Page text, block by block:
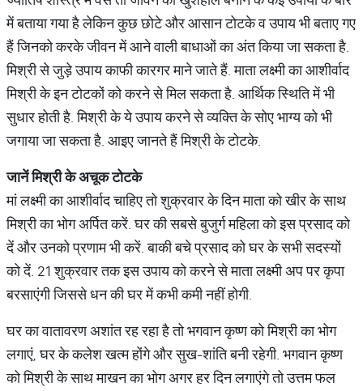
में बताया गया है लेकिन कुछ छोटे और आसान टोटके व उपाय भी बताए गए
हैं जिनको करके जीवन में आने वाली बाधाओं का अंत किया जा सकता है.
मिश्री से जुड़े उपाय काफी कारगर माने जाते हैं. माता लक्ष्मी का आशीर्वाद
मिश्री के इन टोटकों को करने से मिल सकता है. आर्थिक स्थिति में भी
सुधार होती है. मिश्री के ये उपाय करने से व्यक्ति के सोए भाग्य को भी
जगाया जा सकता है. आइए जानते हैं मिश्री के टोटके.
जानेंमिश्रीकेअचूकटोटके
मां लक्ष्मी का आशीर्वाद चाहिए तो शुक्रवार के दिन माता को खीर के साथ
मिश्री का भोग अर्पित करें. घर की सबसे बुजुर्ग महिला को इस प्रसाद को
दें और उनको प्रणाम भी करें. बाकी बचे प्रसाद को घर के सभी सदस्यों
को दें. 21 शुक्रवार तक इस उपाय को करने से माता लक्ष्मी अप पर कृपा
बरसाएंगी जिससे धन की घर में कभी कमी नहीं होगी.
घर का वातावरण अशांत रह रहा है तो भगवान कृष्ण को मिश्री का भोग
लगाएं, घर के कलेश खत्म होंगे और सुख-शांति बनी रहेगी. भगवान कृष्ण
को मिश्री के साथ माखन का भोग अगर हर दिन लगाएंगे तो उत्तम फल